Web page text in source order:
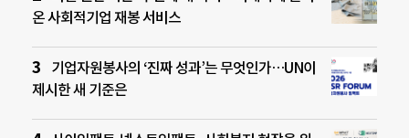
온 사회적기업 재봉 서비스
기업자원봉사의 ‘진짜 성과’는 무엇인가…UN이
제시한 새 기준은